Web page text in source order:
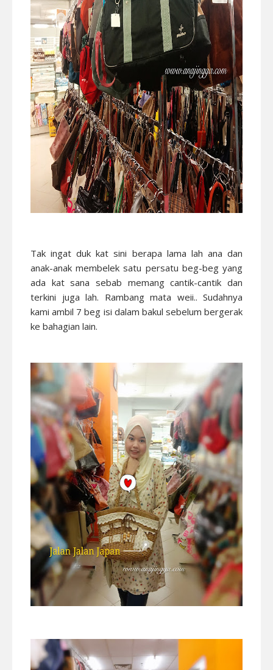
Tak ingat duk kat sini berapa lama lah ana dan
anak-anak membelek satu persatu beg-beg yang
ada kat sana sebab memang cantik-cantik dan
terkini juga lah. Rambang mata weii.. Sudahnya
kami ambil 7 beg isi dalam bakul sebelum bergerak
ke bahagian lain.